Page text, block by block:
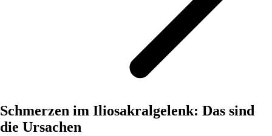
Schmerzen im Iliosakralgelenk: Das sind
die Ursachen